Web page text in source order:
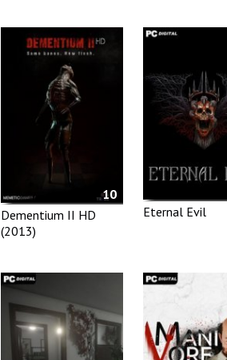
10
Dementium II HD
(2013)
Eternal Evil